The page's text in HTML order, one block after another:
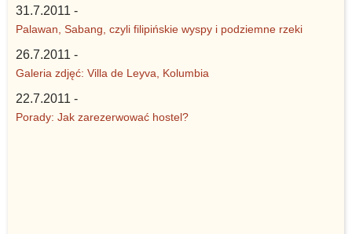
31.7.2011 -
Palawan, Sabang, czyli filipińskie wyspy i podziemne rzeki
26.7.2011 -
Galeria zdjęć: Villa de Leyva, Kolumbia
22.7.2011 -
Porady: Jak zarezerwować hostel?